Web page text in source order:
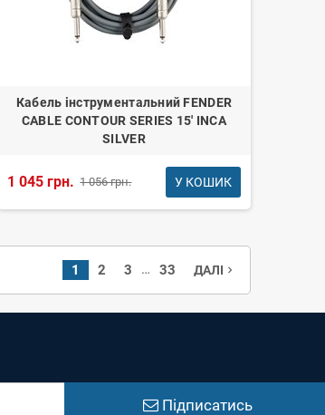
Кабель інструментальний FENDER
CABLE CONTOUR SERIES 15' INCA
SILVER
1 045 грн. 1 056 грн. У КОШИК
1 2 3 … 33 ДАЛІ navigate_next
Підписатись